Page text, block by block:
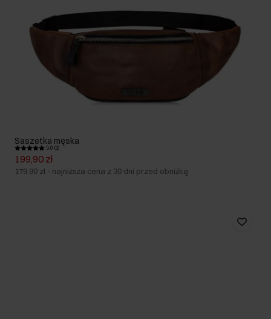
Saszetka męska
5.0 (3)
199,90 zł
179,90 zł - najniższa cena z 30 dni przed obniżką